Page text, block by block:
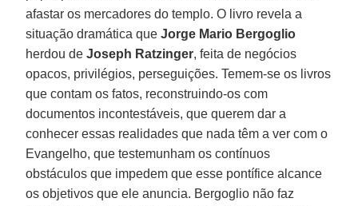
afastar os mercadores do templo. O livro revela a
situação dramática queJorge Mario Bergoglio
herdou deJoseph Ratzinger, feita de negócios
opacos, privilégios, perseguições. Temem-se os livros
que contam os fatos, reconstruindo-os com
documentos incontestáveis, que querem dar a
conhecer essas realidades que nada têm a ver com o
Evangelho, que testemunham os contínuos
obstáculos que impedem que esse pontífice alcance
os objetivos que ele anuncia. Bergoglio não faz